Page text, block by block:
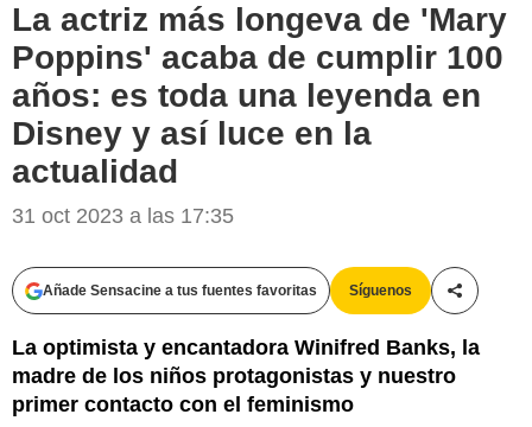
La actriz más longeva de 'Mary
Poppins' acaba de cumplir 100
años: es toda una leyenda en
Disney y así luce en la
actualidad
31 oct 2023 a las 17:35
Añade Sensacine a tus fuentes favoritas Síguenos
La optimista y encantadora Winifred Banks, la
madre de los niños protagonistas y nuestro
primer contacto con el feminismo